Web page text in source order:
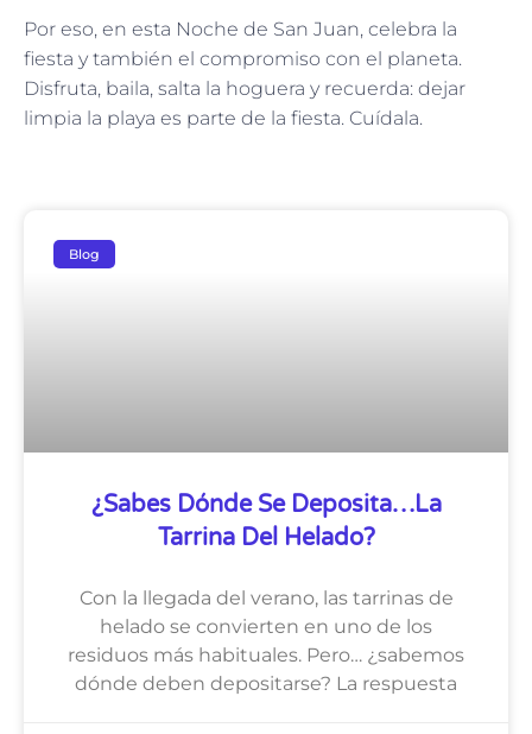
Por eso, en esta Noche de San Juan, celebra la
fiesta y también el compromiso con el planeta.
Disfruta, baila, salta la hoguera y recuerda: dejar
limpia la playa es parte de la fiesta. Cuídala.
Blog
¿Sabes Dónde Se Deposita…la
Tarrina Del Helado?
Con la llegada del verano, las tarrinas de
helado se convierten en uno de los
residuos más habituales. Pero… ¿sabemos
dónde deben depositarse? La respuesta